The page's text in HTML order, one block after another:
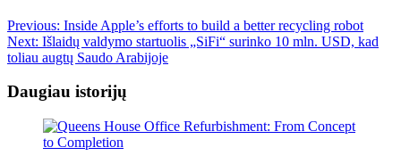
Previous: Inside Apple’s efforts to build a better recycling robot
Next: Išlaidų valdymo startuolis „SiFi“ surinko 10 mln. USD, kad
toliau augtų Saudo Arabijoje
Daugiau istorijų